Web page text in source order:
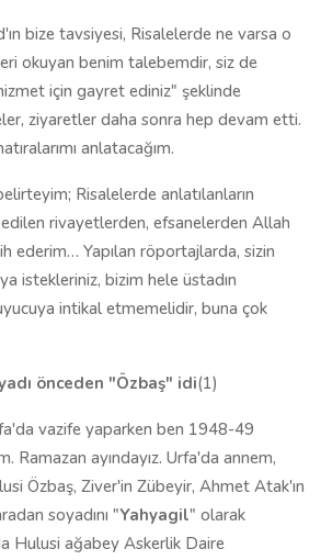
bize tavsiyesi, Risalelerde ne varsa o
okuyan benim talebemdir, siz de
için gayret ediniz" şeklinde
ziyaretler daha sonra hep devam etti.
anlatacağım.
Risalelerde anlatılanların
edilen rivayetlerden, efsanelerden Allah
ederim… Yapılan röportajlarda, sizin
istekleriniz, bizim hele üstadın
intikal etmemelidir, buna çok
önceden "Özbaş" idi(1)
vazife yaparken ben 1948-49
Ramazan ayındayız. Urfa'da annem,
Özbaş, Ziver'in Zübeyir, Ahmet Atak'ın
soyadını "Yahyagil" olarak
Hulusi ağabey Askerlik Daire